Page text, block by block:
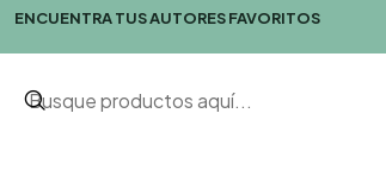
ENCUENTRA TUS AUTORES FAVORITOS